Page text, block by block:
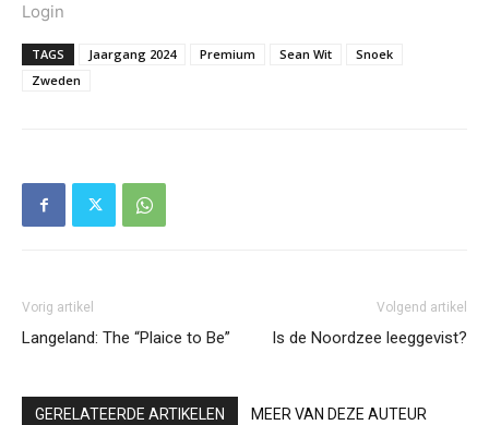
Login
TAGS Jaargang 2024 Premium Sean Wit
Snoek
Zweden
Vorig artikel
Langeland: The “Plaice to Be”
Volgend artikel
Is de Noordzee leeggevist?
GERELATEERDE ARTIKELEN MEER VAN DEZE AUTEUR